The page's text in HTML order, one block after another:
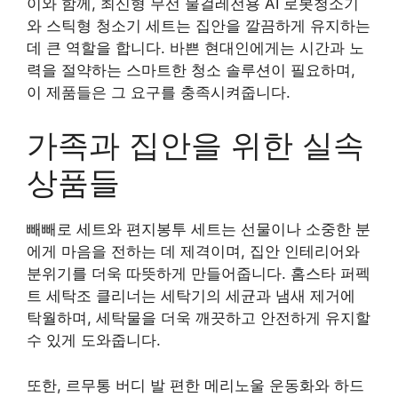
와 스틱형 청소기 세트는 집안을 깔끔하게 유지하는
데 큰 역할을 합니다. 바쁜 현대인에게는 시간과 노
력을 절약하는 스마트한 청소 솔루션이 필요하며,
이 제품들은 그 요구를 충족시켜줍니다.
가족과 집안을 위한 실속
상품들
빼빼로 세트와 편지봉투 세트는 선물이나 소중한 분
에게 마음을 전하는 데 제격이며, 집안 인테리어와
분위기를 더욱 따뜻하게 만들어줍니다. 홈스타 퍼펙
트 세탁조 클리너는 세탁기의 세균과 냄새 제거에
탁월하며, 세탁물을 더욱 깨끗하고 안전하게 유지할
수 있게 도와줍니다.
또한, 르무통 버디 발 편한 메리노울 운동화와 하드